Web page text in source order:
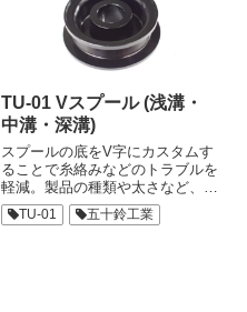
TU-01 Vスプール (浅溝・
中溝・深溝)
スプールの底をV字にカスタムす
ることで糸絡みなどのトラブルを
軽減。製品の種類や太さなど、使
用できるラインの幅が広がりまし
た。さらにご要望の大きかった深
TU-01 五十鈴工業